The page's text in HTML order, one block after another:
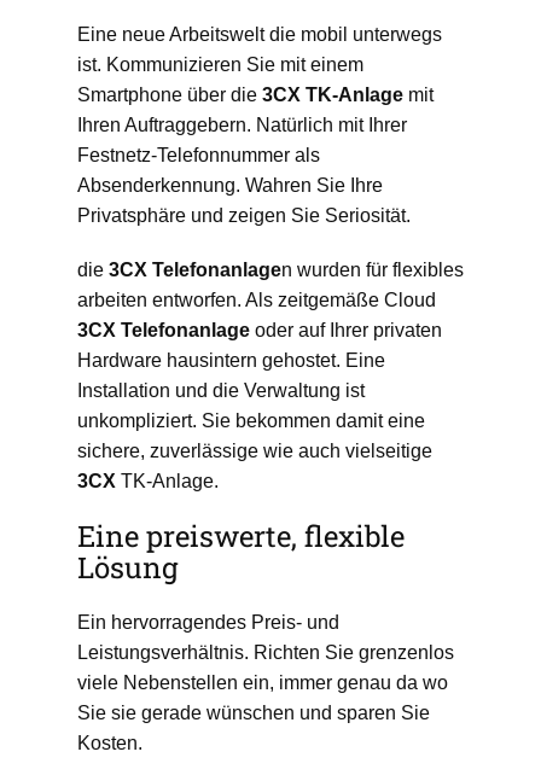
Eine neue Arbeitswelt die mobil unterwegs
ist. Kommunizieren Sie mit einem
Smartphone über die 3CX TK-Anlage mit
Ihren Auftraggebern. Natürlich mit Ihrer
Festnetz-Telefonnummer als
Absenderkennung. Wahren Sie Ihre
Privatsphäre und zeigen Sie Seriosität.
die 3CX Telefonanlagen wurden für flexibles
arbeiten entworfen. Als zeitgemäße Cloud
3CX Telefonanlage oder auf Ihrer privaten
Hardware hausintern gehostet. Eine
Installation und die Verwaltung ist
unkompliziert. Sie bekommen damit eine
sichere, zuverlässige wie auch vielseitige
3CX TK-Anlage.
Eine preiswerte, flexible
Lösung
Ein hervorragendes Preis- und
Leistungsverhältnis. Richten Sie grenzenlos
viele Nebenstellen ein, immer genau da wo
Sie sie gerade wünschen und sparen Sie
Kosten.